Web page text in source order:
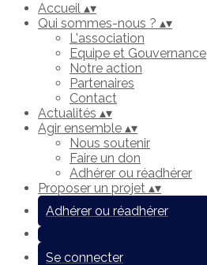
Accueil ▴▾
Qui sommes-nous ? ▴▾
L'association
Equipe et Gouvernance
Notre action
Partenaires
Contact
Actualités ▴▾
Agir ensemble ▴▾
Nous soutenir
Faire un don
Adhérer ou réadhérer
Proposer un projet ▴▾
Adhérer ou réadhérer
Se connecter